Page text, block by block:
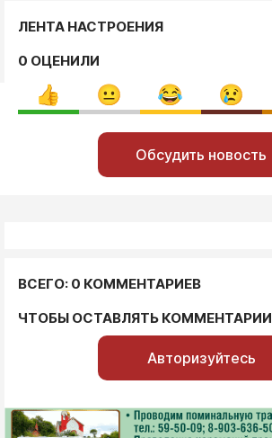
ЛЕНТА НАСТРОЕНИЯ
0 ОЦЕНИЛИ
Обсудить новость
ВСЕГО: 0 КОММЕНТАРИЕВ
ЧТОБЫ ОСТАВЛЯТЬ КОММЕНТАРИИ
Авторизуйтесь